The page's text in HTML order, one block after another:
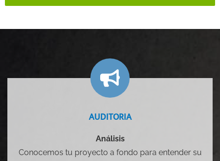
AUDITORIA
Análisis
Conocemos tu proyecto a fondo para entender su